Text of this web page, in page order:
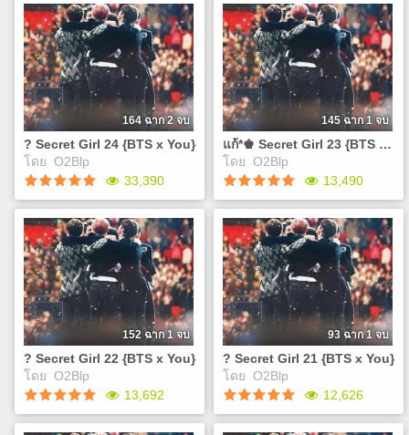
cut-ep28-visual-novel-
38
37 BTS Jimin - Serendipity'
Jungkook - Purpose Sam
Kim -Who Are You V, j-hope
- Hug me BTS Jimin ? Lie
Ailee - I Will Go To You Like
The First Snow Airman - Tell
me about it Lyn - Back In
Time SEUNG HWAN ? IF IT
WAS YOU EXO-K - Baby,
Don't cry EXO - What if EXO
- PLAYBOY EXO - My
Answer GOT7 - One And
Only You GOT7 - SHE'S A
MONSTER GOT7 - See The
Light GOT7 - Magnetic BTS
- Go Go A PINK - Bubibu
Apink - To. Us BTS - Just
One Day (Instrumental) NCT
127 - Fire Truck
(Instrumental) NCT U - The
7th Sense (Instrumental)
(Instrumental) Red Velvet -
? Secret Girl 26 {BTS x
You}
เคยสงสัยกันไหมว่าทำไม
พวกเขาถึงได้มีหน้าตาที่ดูดีเกิน
มนุษย์แบบนี้? แล้วถ้าพวกเขา
ถูกสาปล่ะ 'คุณ'จะช่วยพวกเขา
ถอนคำสาปดั่งโฉมงามกับเจ้า
ชายอสูรได้หรือไม่ เอ..แต่แค่
จุมพิตแล้วถอนคำสาปได้ มันก็
ง่ายไปไหม J BTS ? Euphoria
BTS - DEAD LEAVES DJ
Khaled - I'm the One ft.
Justin Bieber DOYOUNG &
Sejeong - Star Blossom
Heize - You, Clouds, Rain
BTOB - Remember That
YOO SEONHO - Maybe
spring Momoland - Hug Me
Joy - OMG! Hold Me Tight -
BTS Changmo - Beautiful
??, GRAY ? GOOD Primary -
~42 PRODUCE 101 ?
NEVER (Piano Cover) BTS -
Lost (Piano Cover) BTS -
Save ME (Piano Cover)
แก้*♚ Secret Girl 25 {BTS x
You}
เคยสงสัยกันไหมว่าทำไม
พวกเขาถึงได้มีหน้าตาที่ดูดีเกิน
มนุษย์แบบนี้? แล้วถ้าพวกเขา
ถูกสาปล่ะ 'คุณ'จะช่วยพวกเขา
ถอนคำสาปดั่งโฉมงามกับเจ้า
ชายอสูรได้หรือไม่ เอ..แต่แค่
จุมพิตแล้วถอนคำสาปได้ มันก็
ง่ายไปไหม J Wu Yifan -
There Is A Place B.A.P –
Where Are You As One –
Monologue VIXX – Fantasy
(inst.) VIXX - Chained Up
VIXX - The Closer (inst.)
VIXX LR - Beautiful Liar
Highlight - Plz Don’t Be Sad
BEAST – Butterfly BEAST -
Gotta Go To Work Jessica &
Krystal - Butterfly Doyoung x
Sejeong - Star blossom
TWICE – TT Highlight –
Calling you B.A.P – Coffee
shop B.A.P – Stop it TVXQ –
Mirotic Jung Eun Ji & Seo In
? Secret Girl 24 {BTS x You}
โดย O2Blp
164 ฉาก 2 จบ
33,390
? Secret Girl 24 {BTS x
You}
เคยสงสัยกันไหมว่าทำไม
พวกเขาถึงได้มีหน้าตาที่ดูดีเกิน
มนุษย์แบบนี้? แล้วถ้าพวกเขา
ถูกสาปล่ะ 'คุณ'จะช่วยพวกเขา
ถอนคำสาปดั่งโฉมงามกับเจ้า
ชายอสูรได้หรือไม่ เอ..แต่แค่
จุมพิตแล้วถอนคำสาปได้ มันก็
ง่ายไปไหม J
https://www.tunwalai.com/chapter/1630287/
cut-ep24-visual-novel-
แก้*♚ Secret Girl 23 {BTS x You}
โดย O2Blp
145 ฉาก 1 จบ
13,490
แก้*♚ Secret Girl 23 {BTS x
You}
เคยสงสัยกันไหมว่าทำไม
พวกเขาถึงได้มีหน้าตาที่ดูดีเกิน
มนุษย์แบบนี้? แล้วถ้าพวกเขา
ถูกสาปล่ะ 'คุณ'จะช่วยพวกเขา
ถอนคำสาปดั่งโฉมงามกับเจ้า
ชายอสูรได้หรือไม่ เอ..แต่แค่
จุมพิตแล้วถอนคำสาปได้ มันก็
ง่ายไปไหม J Steel – 비워줘
(Leave it empty) bubble
sound - 꽃길만 걷자
? Secret Girl 22 {BTS x You}
โดย O2Blp
152 ฉาก 1 จบ
13,692
? Secret Girl 21 {BTS x You}
โดย O2Blp
93 ฉาก 1 จบ
12,626